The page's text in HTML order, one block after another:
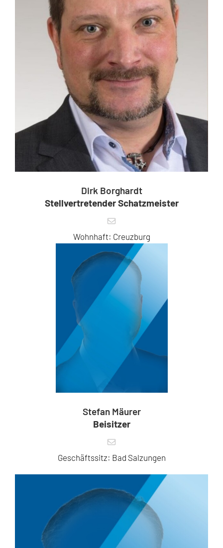
Dirk Borghardt
Stellvertretender Schatzmeister
Wohnhaft: Creuzburg
Stefan Mäurer
Beisitzer
Geschäftssitz: Bad Salzungen